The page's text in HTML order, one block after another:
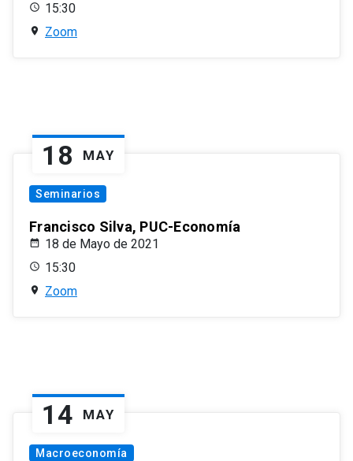
15:30
Zoom
18 MAY
Seminarios
Francisco Silva, PUC-Economía
18 de Mayo de 2021
15:30
Zoom
14 MAY
Macroeconomía